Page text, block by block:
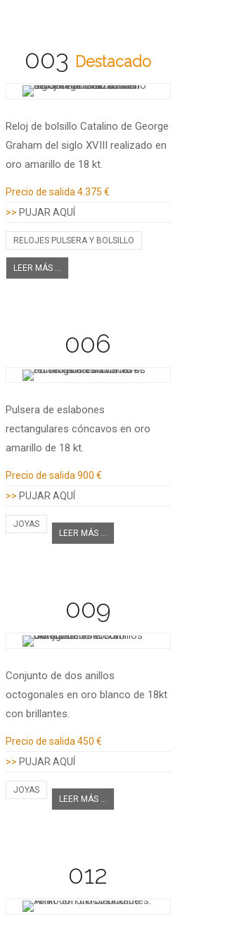
003 Destacado
Reloj de bolsillo Catalino de George
Graham del siglo XVIII realizado en
oro amarillo de 18 kt.
Precio de salida 4.375 €
>> PUJAR AQUÍ
RELOJES PULSERA Y BOLSILLO
LEER MÁS ...
006
Pulsera de eslabones
rectangulares cóncavos en oro
amarillo de 18 kt.
Precio de salida 900 €
>> PUJAR AQUÍ
JOYAS
LEER MÁS ...
009
Conjunto de dos anillos
octogonales en oro blanco de 18kt
con brillantes.
Precio de salida 450 €
>> PUJAR AQUÍ
JOYAS
LEER MÁS ...
012